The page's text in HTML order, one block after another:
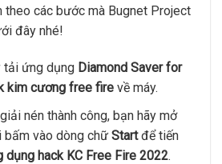
theo các bước mà Bugnet Project
đây nhé!
tải ứng dụng Diamond Saver for
kim cương free firevề máy.
nén thành công, bạn hãy mở
bấm vào dòng chữ Startđể tiến
hack KC Free Fire 2022.